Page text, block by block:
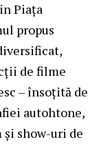
Piața
propus
de filme
– însoțită de
autohtone,
și show-uri de